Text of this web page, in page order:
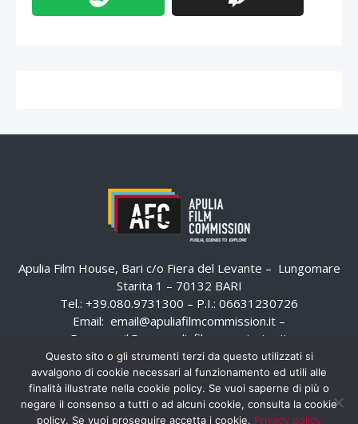
Apulia Film House, Bari c/o Fiera del Levante – Lungomare
Starita 1 – 70132 BARI
Tel.: +39.080.9731300 – P.I.: 06631230726
Email: email@apuliafilmcommission.it –
Pec:
email@pec.apuliafilmcommission.it
Questo sito o gli strumenti terzi da questo utilizzati si
avvalgono di cookie necessari al funzionamento ed utili alle
finalità illustrate nella cookie policy. Se vuoi saperne di più o
negare il consenso a tutti o ad alcuni cookie, consulta la cookie
policy. Se vuoi proseguire accetta i cookie. Privacy policy